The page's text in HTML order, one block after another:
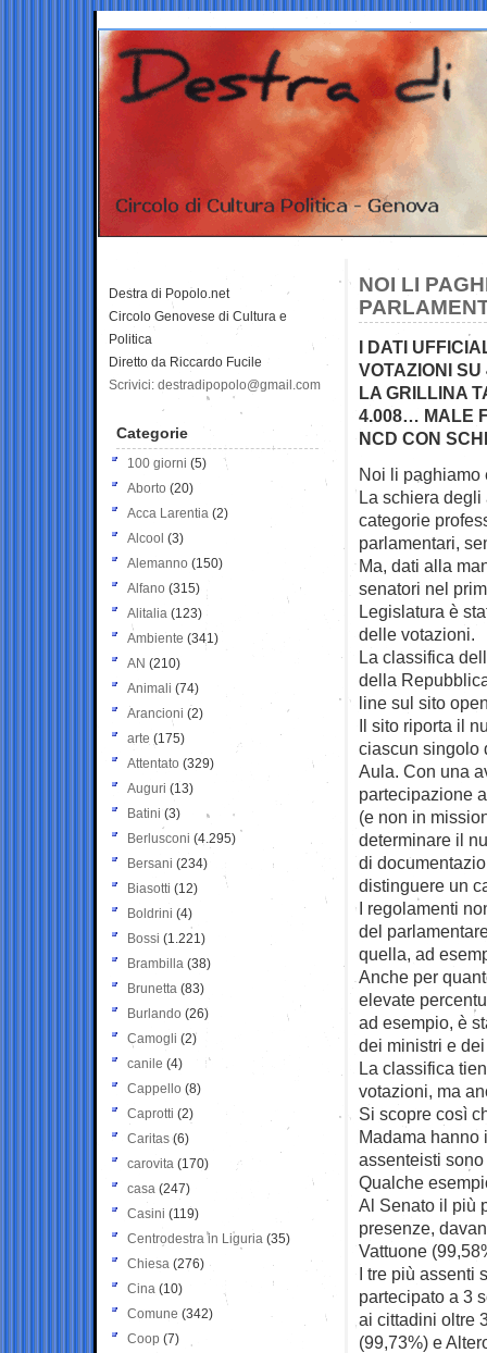
NOI LI
I DATI
VOTAZIONI
LA GRILLINA
4.008… MALE
NCD CON
Noi li paghiamo
La schiera degli
categorie
parlamentari,
Ma, dati alla
senatori nel
Legislatura è
delle votazioni.
La classifica
della
line sul sito
Il sito riporta il
ciascun singolo
Aula. Con una
partecipazione
(e non in
determinare il
di
distinguere un
I regolamenti
del
quella, ad
Anche per
elevate
ad esempio, è
dei ministri e
La classifica
votazioni, ma
Si scopre così
Madama hanno
assenteisti
Qualche
Al Senato il più
presenze,
Vattuone
I tre più assenti
partecipato a 3
ai cittadini oltre
(99,73%) e
Destra di Popolo.net
Circolo Genovese di Cultura e
Politica
Diretto da Riccardo Fucile
Scrivici: destradipopolo@gmail.com
Categorie
100 giorni (5)
Aborto (20)
Acca Larentia (2)
Alcool (3)
Alemanno (150)
Alfano (315)
Alitalia (123)
Ambiente (341)
AN (210)
Animali (74)
Arancioni (2)
arte (175)
Attentato (329)
Auguri (13)
Batini (3)
Berlusconi (4.295)
Bersani (234)
Biasotti (12)
Boldrini (4)
Bossi (1.221)
Brambilla (38)
Brunetta (83)
Burlando (26)
Camogli (2)
canile (4)
Cappello (8)
Caprotti (2)
Caritas (6)
carovita (170)
casa (247)
Casini (119)
Centrodestra in Liguria (35)
Chiesa (276)
Cina (10)
Comune (342)
Coop (7)